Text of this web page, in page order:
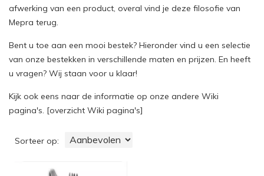
afwerking van een product, overal vind je deze filosofie van
Mepra terug.
Bent u toe aan een mooi bestek? Hieronder vind u een selectie
van onze bestekken in verschillende maten en prijzen. En heeft
u vragen? Wij staan voor u klaar!
Kijk ook eens naar de informatie op onze andere Wiki
pagina's. [overzicht Wiki pagina's]
Sorteer op